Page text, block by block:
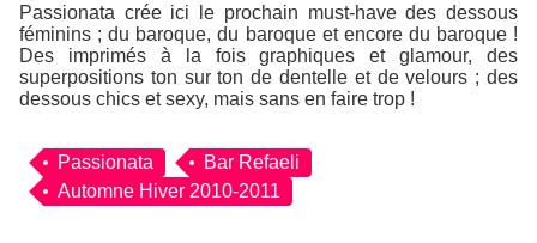
Passionata crée ici le prochain must-have des dessous
féminins ; du baroque, du baroque et encore du baroque !
Des imprimés à la fois graphiques et glamour, des
superpositions ton sur ton de dentelle et de velours ; des
dessous chics et sexy, mais sans en faire trop !
Passionata
Bar Refaeli
Automne Hiver 2010-2011